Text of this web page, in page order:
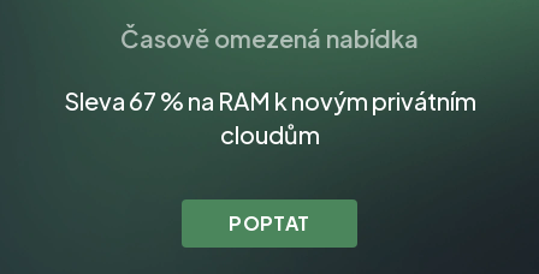
Časově omezená nabídka
Sleva 67 % na RAM k novým privátním
cloudům
POPTAT